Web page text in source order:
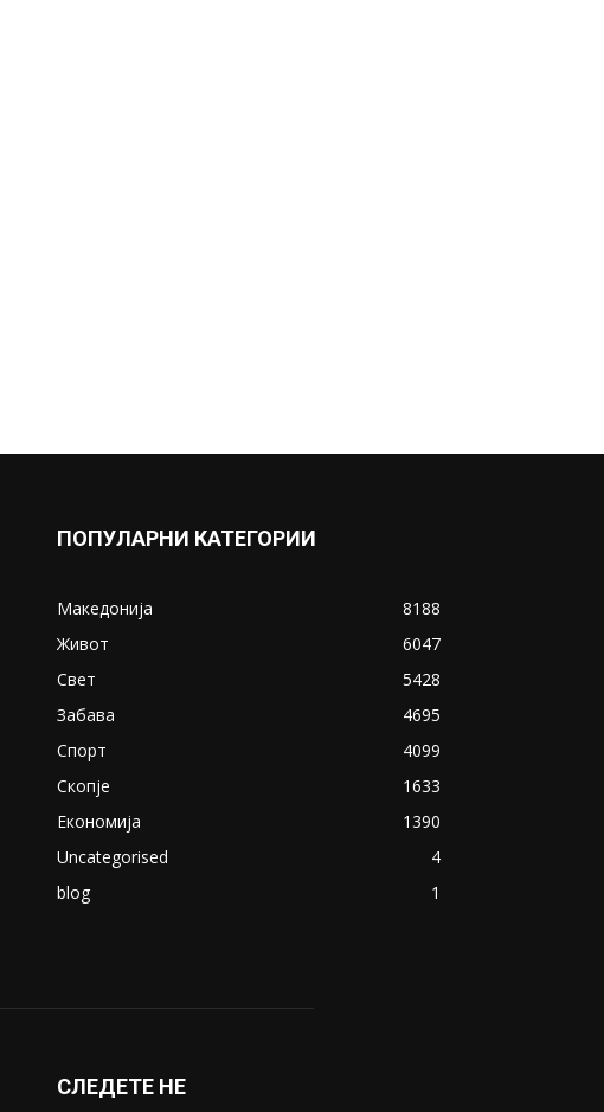
ПОПУЛАРНИ КАТЕГОРИИ
Македонија
8188
Живот
6047
Свет
5428
Забава
4695
Спорт
4099
Скопје
1633
Економија
1390
Uncategorised
4
blog
1
СЛЕДЕТЕ НЕ